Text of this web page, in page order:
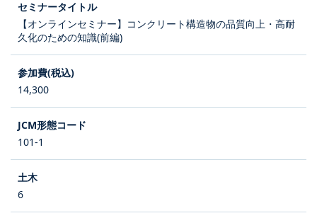
【オンラインセミナー】コンクリート構造物の品質向上・高耐
久化のための知識(前編)
14,300
101-1
6